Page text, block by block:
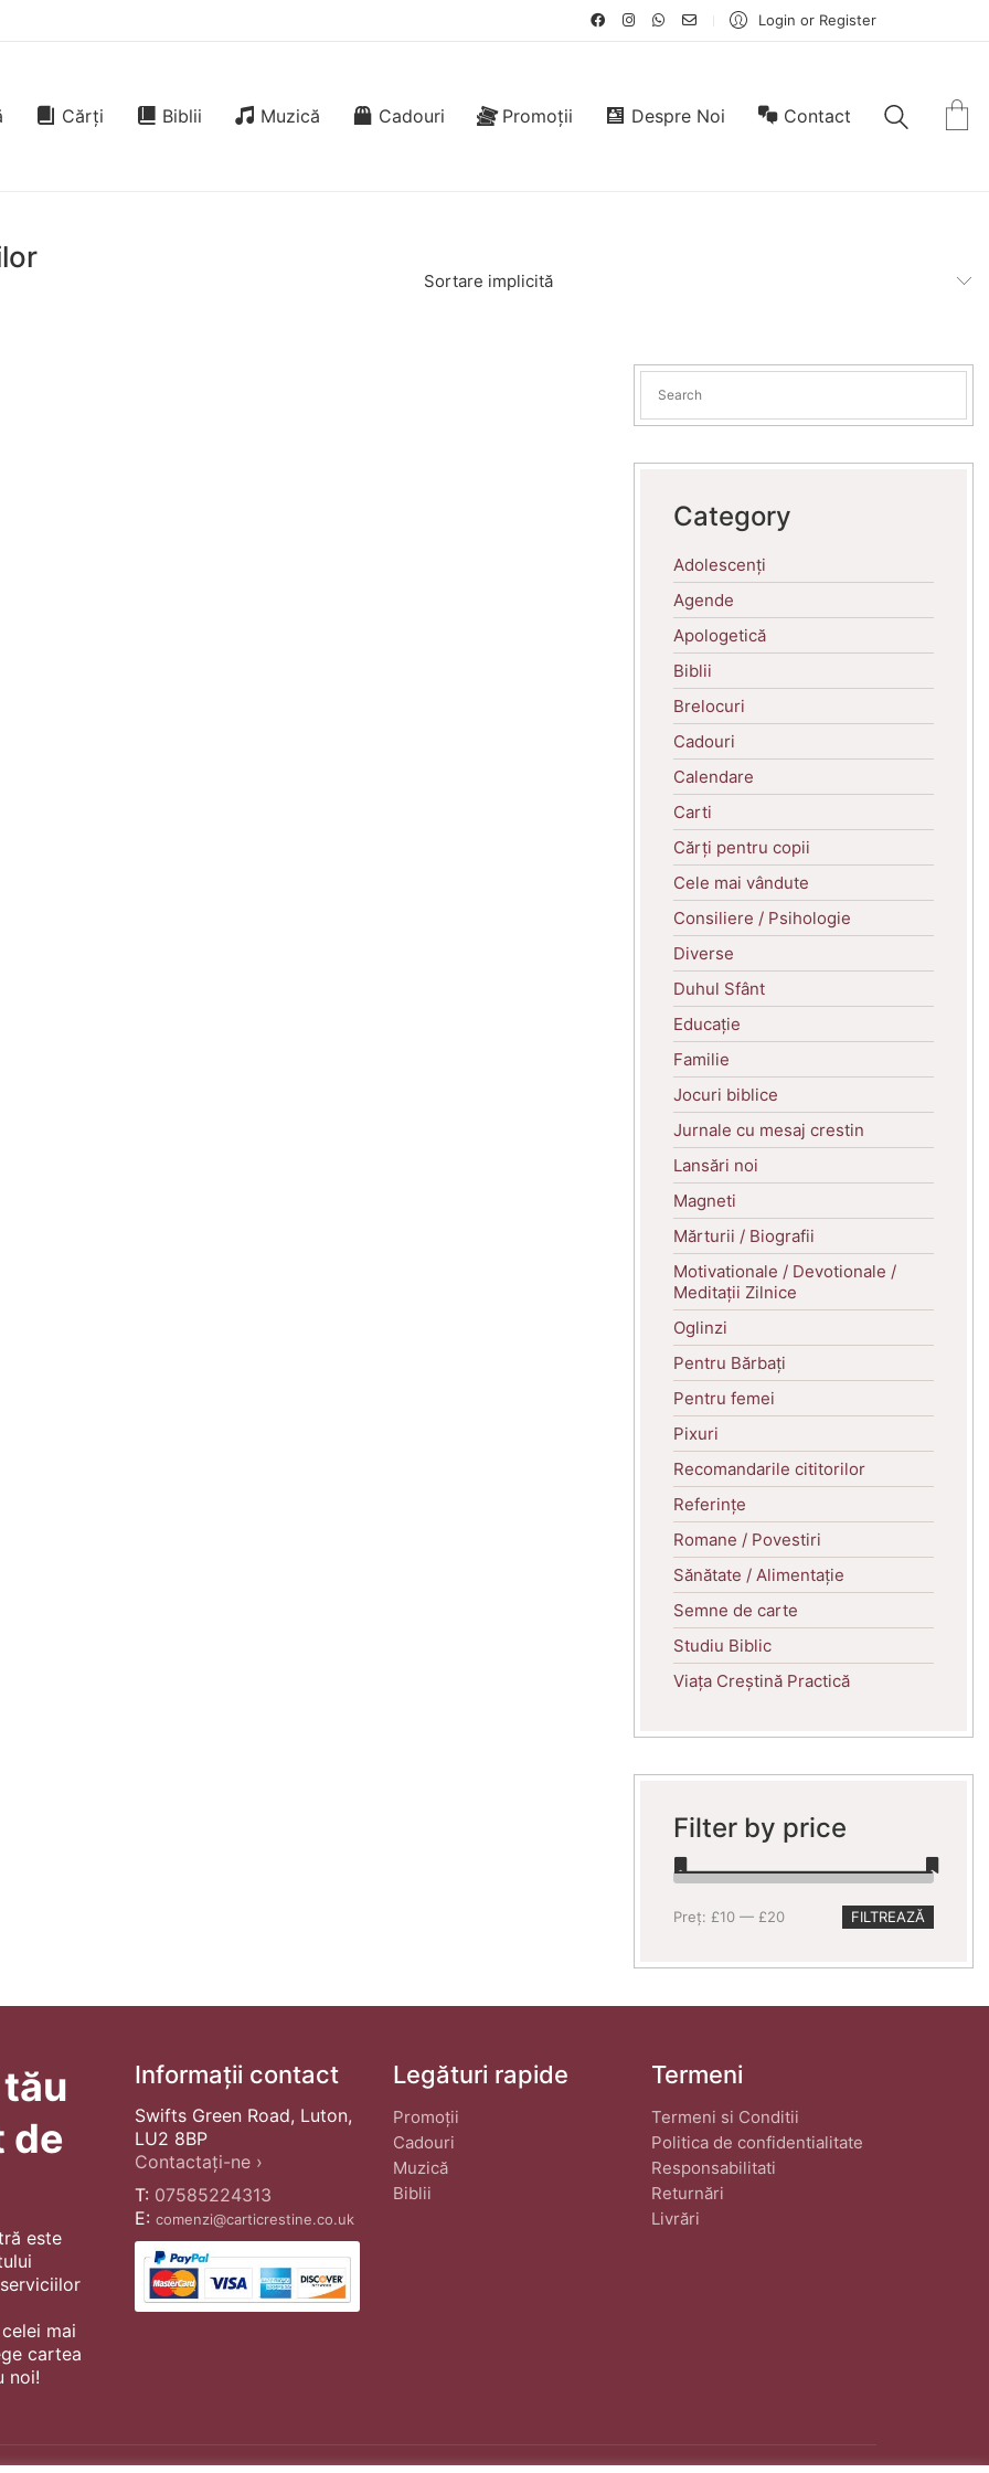
Login or Register
Cărți Biblii Muzică Cadouri Promoții Despre Noi Contact
Sortare implicită
Category
Adolescenți
Agende
Apologetică
Biblii
Brelocuri
Cadouri
Calendare
Carti
Cărți pentru copii
Cele mai vândute
Consiliere / Psihologie
Diverse
Duhul Sfânt
Educație
Familie
Jocuri biblice
Jurnale cu mesaj crestin
Lansări noi
Magneti
Mărturii / Biografii
Motivationale / Devotionale /
Meditații Zilnice
Oglinzi
Pentru Bărbați
Pentru femei
Pixuri
Recomandarile cititorilor
Referințe
Romane / Povestiri
Sănătate / Alimentație
Semne de carte
Studiu Biblic
Viața Creștină Practică
Filter by price
Preț
Preț
FILTREAZĂ
Preț: £10 — £20
de
este
mai
cartea
noi!
Informații contact
Swifts Green Road, Luton,
LU2 8BP
Contactați-ne ›
T: 07585224313
E: comenzi@carticrestine.co.uk
Legături rapide
Promoții
Cadouri
Muzică
Biblii
Termeni
Termeni si Conditii
Politica de confidentialitate
Responsabilitati
Returnări
Livrări